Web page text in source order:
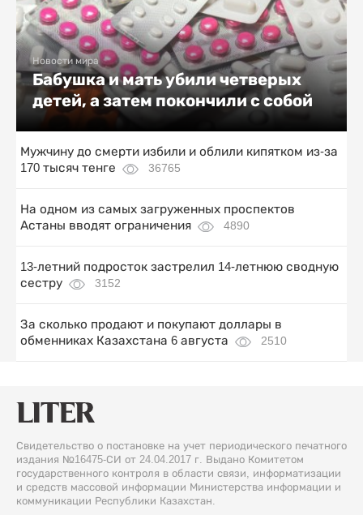
Новости мира
Бабушка и мать убили четверых
детей, а затем покончили с собой
Мужчину до смерти избили и облили кипятком из-за
170 тысяч тенге
36765
На одном из самых загруженных проспектов
Астаны вводят ограничения
4890
13-летний подросток застрелил 14-летнюю сводную
сестру
3152
За сколько продают и покупают доллары в
обменниках Казахстана 6 августа
2510
Свидетельство о постановке на учет периодического печатного
издания №16475-СИ от 24.04.2017 г. Выдано Комитетом
государственного контроля в области связи, информатизации
и средств массовой информации Министерства информации и
коммуникации Республики Казахстан.